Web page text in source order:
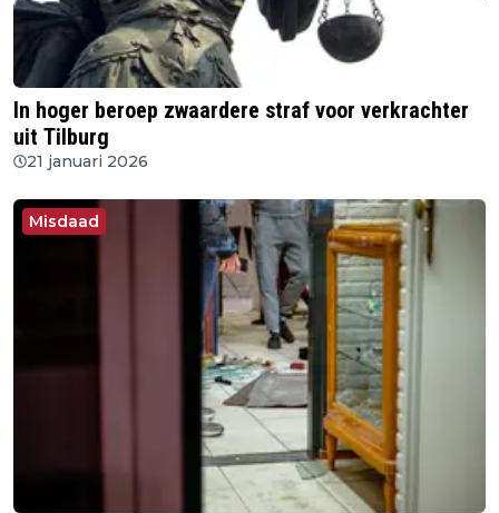
In hoger beroep zwaardere straf voor verkrachter
uit Tilburg
21 januari 2026
Misdaad